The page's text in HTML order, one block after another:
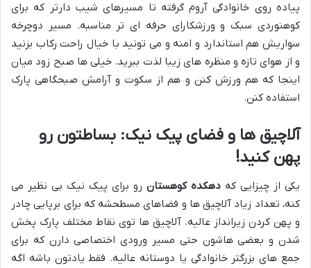
پیاده روی خانوادگی آروم گرفته تا مسیرهای شیب دارتر که برای
کوهنوردی سبک و ورزشکارای حرفه ای تر مناسبه. مسیر دوچرخه
سواریش هم استاندارد و امنه و می تونید با خیال راحت رکاب بزنید
و از هوای تازه و منظره های زیبا لذت ببرید. خیلی ها صبح زود میان
اینجا که هم ورزش کنن و هم از سکوت و آرامش صبحگاهی پارک
استفاده کنن.
آلاچیق ها و فضای پیک نیک: بساطتون رو
پهن کنید!
یکی از چیزایی که دهکده کوهستان رو برای پیک نیک بی نظیر می
کنه، تعداد زیاد آلاچیق ها و فضاهای مسطحشه که برای برپایی چادر
و پهن کردن زیرانداز عالیه. آلاچیق ها توی نقاط مختلف پارک پخش
شدن و بعضی هاشون حتی مسیر ورودی اختصاصی دارن که برای
جمع های بزرگتر خانوادگی یا دوستانه عالیه. فقط یادتون باشه اگه